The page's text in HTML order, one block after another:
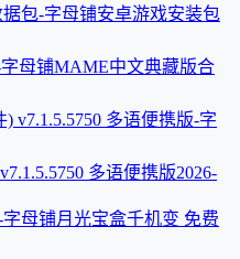
安卓游戏安装包
MAME中文典藏版合
多语便携版2026-
月光宝盒千机变 免费